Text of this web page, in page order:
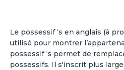
Le possessif ‘s en anglais (à
utilisé pour montrer
possessif ‘s permet de
possessifs. Il s'inscrit plus